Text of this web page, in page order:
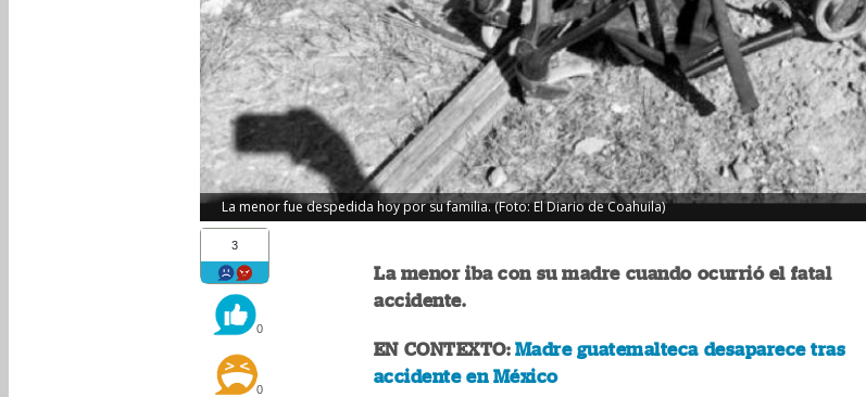
La menor fue despedida hoy por su familia. (Foto: El Diario de Coahuila)
3
0
0
La menor iba con su madre cuando ocurrió el fatal
accidente.
EN CONTEXTO: Madre guatemalteca desaparece tras
accidente en México